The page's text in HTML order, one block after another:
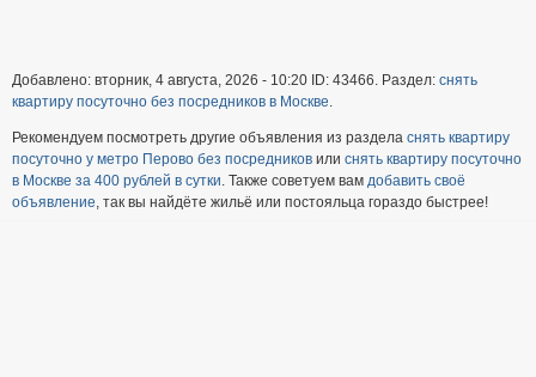
Добавлено: вторник, 4 августа, 2026 - 10:20 ID: 43466. Раздел: снять
квартиру посуточно без посредников в Москве
Рекомендуем посмотреть другие объявления из раздела снять квартиру
посуточно у метро Перово без посредников или снять квартиру посуточно
в Москве за 400 рублей в сутки . Также советуем вам добавить своё
объявление , так вы найдёте жильё или постояльца гораздо быстрее!